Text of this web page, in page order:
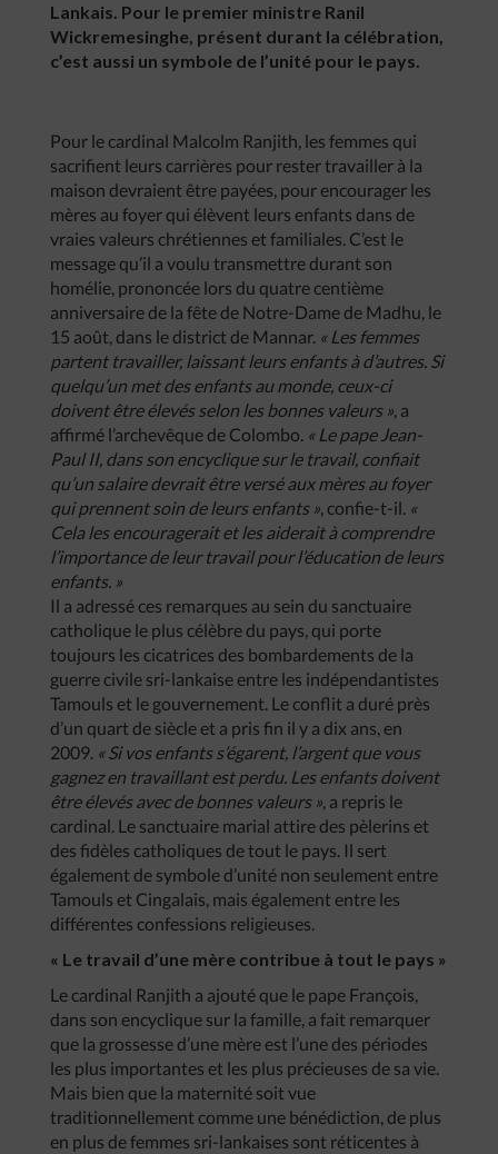
Lankais. Pour le premier ministre Ranil
Wickremesinghe, présent durant la célébration,
c’est aussi un symbole de l’unité pour le pays.
Pour le cardinal Malcolm Ranjith, les femmes qui
sacrifient leurs carrières pour rester travailler à la
maison devraient être payées, pour encourager les
mères au foyer qui élèvent leurs enfants dans de
vraies valeurs chrétiennes et familiales. C’est le
message qu’il a voulu transmettre durant son
homélie, prononcée lors du quatre centième
anniversaire de la fête de Notre-Dame de Madhu, le
15 août, dans le district de Mannar. « Les femmes
partent travailler, laissant leurs enfants à d’autres. Si
quelqu’un met des enfants au monde, ceux-ci
doivent être élevés selon les bonnes valeurs », a
affirmé l’archevêque de Colombo. « Le pape Jean-
Paul II, dans son encyclique sur le travail, confiait
qu’un salaire devrait être versé aux mères au foyer
qui prennent soin de leurs enfants », confie-t-il. «
Cela les encouragerait et les aiderait à comprendre
l’importance de leur travail pour l’éducation de leurs
enfants. »
Il a adressé ces remarques au sein du sanctuaire
catholique le plus célèbre du pays, qui porte
toujours les cicatrices des bombardements de la
guerre civile sri-lankaise entre les indépendantistes
Tamouls et le gouvernement. Le conflit a duré près
d’un quart de siècle et a pris fin il y a dix ans, en
2009. « Si vos enfants s’égarent, l’argent que vous
gagnez en travaillant est perdu. Les enfants doivent
être élevés avec de bonnes valeurs », a repris le
cardinal. Le sanctuaire marial attire des pèlerins et
des fidèles catholiques de tout le pays. Il sert
également de symbole d’unité non seulement entre
Tamouls et Cingalais, mais également entre les
différentes confessions religieuses.
« Le travail d’une mère contribue à tout le pays »
Le cardinal Ranjith a ajouté que le pape François,
dans son encyclique sur la famille, a fait remarquer
que la grossesse d’une mère est l’une des périodes
les plus importantes et les plus précieuses de sa vie.
Mais bien que la maternité soit vue
traditionnellement comme une bénédiction, de plus
en plus de femmes sri-lankaises sont réticentes à